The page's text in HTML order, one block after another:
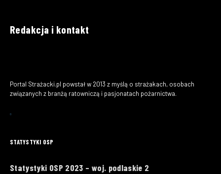
Redakcja i kontakt
Portal Strażacki.pl powstał w 2013 z myślą o strażakach, osobach
związanych z branżą ratowniczą i pasjonatach pożarnictwa.
STATYSTYKI OSP
Statystyki OSP 2023 – woj. podlaskie 2